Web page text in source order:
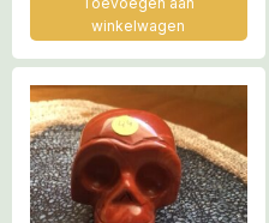
winkelwagen